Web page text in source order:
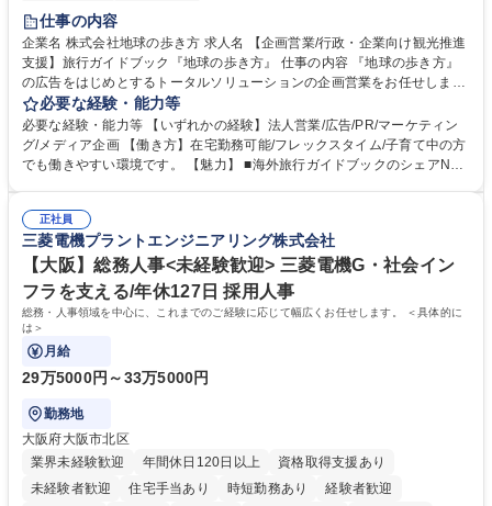
駅近5分以内
仕事の内容
企業名 株式会社地球の歩き方 求人名 【企画営業/行政・企業向け観光推進
支援】旅行ガイドブック『地球の歩き方』 仕事の内容 『地球の歩き方』
の広告をはじめとするトータルソリューションの企画営業をお任せしま
す。クライアントは、観光（海外旅行、国内旅行、インバウンド）で地域
や事業を推進したい国内外の行政や企業です。 【業務詳細】■『地球の歩
き方』は海外旅行ガイドブックのNo.1ブランドであり、国内旅行において
も牽引しております。観光推進支援においても、業界を牽引する意欲的な
に、インバウンドのトップブランドに成長しております■旅が業務であ
り、日常です。旅好きにはこれ以上ない環境です 募集職種 【企画営業/行
政・企業向け観光推進支援】旅行ガイドブック『地球の歩き方』
必要な経験・能力等
必要な経験・能力等 【いずれかの経験】法人営業/広告/PR/マーケティン
グ/メディア企画 【働き方】在宅勤務可能/フレックスタイム/子育て中の方
でも働きやすい環境です。 【魅力】 ■海外旅行ガイドブックのシェアNo.1
であり、「地球の歩き方」としてどう取り組むか、共に形を作るコアメン
バーとして活躍いただきます。 学歴・資格 学歴：大学院 大学 語学力： 資
格：
正社員
三菱電機プラントエンジニアリング株式会社
【大阪】総務人事<未経験歓迎> 三菱電機G・社会イン
フラを支える/年休127日 採用人事
総務・人事領域を中心に、これまでのご経験に応じて幅広くお任せします。 ＜具体的に
は＞
月給
29万5000円～33万5000円
勤務地
大阪府大阪市北区
業界未経験歓迎
年間休日120日以上
資格取得支援あり
未経験者歓迎
住宅手当あり 時短勤務あり
経験者歓迎